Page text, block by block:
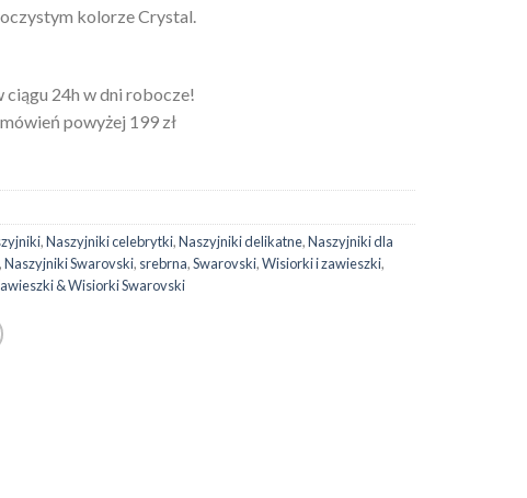
kolorze Crystal.
ciągu 24h w dni robocze!
powyżej 199 zł
,Naszyjniki celebrytki,Naszyjniki delikatne,Naszyjniki dla
,Naszyjniki Swarovski, srebrna,Swarovski,Wisiorki i zawieszki,
& Wisiorki Swarovski